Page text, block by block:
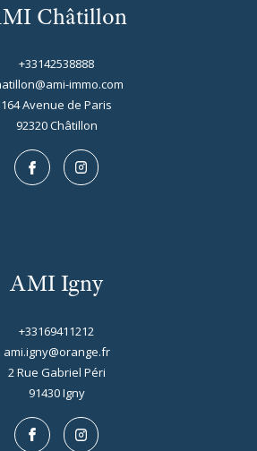
Châtillon
+33142538888
immo.com
164 Avenue de Paris
92320 châtillon
AMI Igny
+33169411212
ami.igny@orange.fr
2 Rue Gabriel Péri
91430 igny